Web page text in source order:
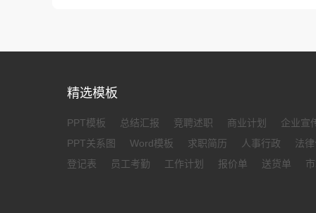
精选模板
PPT模板 总结汇报 竞聘述职 商业计划
企业宣
PPT关系图
Word模板 求职简历 人事行政
法
登记表
员工考勤 工作计划 报价单 送货单